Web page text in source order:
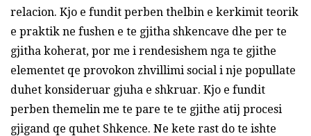
relacion. Kjo e fundit perben thelbin e kerkimit teorik
e praktik ne fushen e te gjitha shkencave dhe per te
gjitha koherat, por me i rendesishem nga te gjithe
elementet qe provokon zhvillimi social i nje popullate
duhet konsideruar gjuha e shkruar. Kjo e fundit
perben themelin me te pare te te gjithe atij procesi
gjigand qe quhet Shkence. Ne kete rast do te ishte